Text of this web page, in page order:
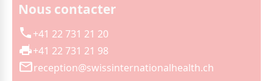
Nous contacter
+41 22 731 21 20
+41 22 731 21 98
reception@swissinternationalhealth.ch